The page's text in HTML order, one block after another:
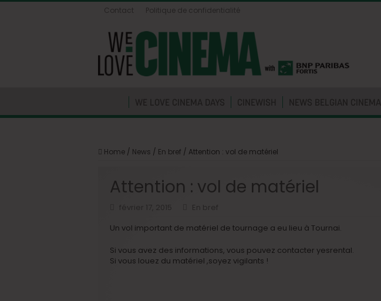
Contact Politique de confidentialité
WE LOVE CINEMA DAYS CINEWISH NEWS BELGIAN CINEMA
Home / News / En bref / Attention : vol de matériel
Attention : vol de matériel
février 17, 2015
En bref
Un vol important de matériel de tournage a eu lieu à Tournai.
Si vous avez des informations, vous pouvez contacter yesrental.
Si vous louez du matériel ,soyez vigilants !